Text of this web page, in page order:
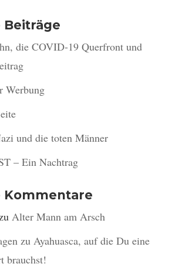
Beiträge
die COVID-19 Querfront und
Werbung
und die toten Männer
– Ein Nachtrag
Kommentare
Alter Mann am Arsch
zu Ayahuasca, auf die Du eine
brauchst!